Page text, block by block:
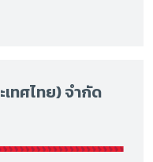
ทศไทย) จำกัด